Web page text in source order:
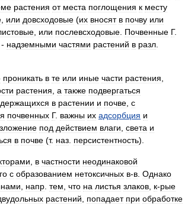
растения от места поглощения к месту
или довсходовые (их вносят в почву или
или послевсходовые Почвенные Г.
- надземными частями растений в разл
проникать в те или иные части растения
растения а также подвергаться
в растении и почве с
почвенных Г. важны их адсорбция и
под действием влаги света и
в почве (т. наз персистентность).
в частности неодинаковой
с образованием нетоксичных в-в Однако
напр тем что на листья злаков к-рые
растений попадает при обработке